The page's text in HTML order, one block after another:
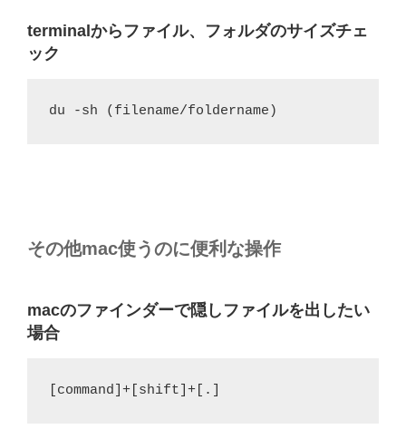
terminalからファイル、フォルダのサイズチェ
ック
du -sh (filename/foldername)
その他mac使うのに便利な操作
macのファインダーで隠しファイルを出したい
場合
[command]+[shift]+[.]